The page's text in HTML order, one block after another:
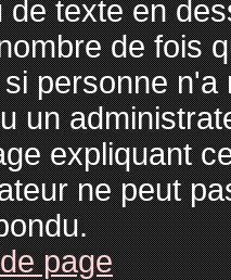
de texte en
de fois
personne
un
expliquant
ne peut
page